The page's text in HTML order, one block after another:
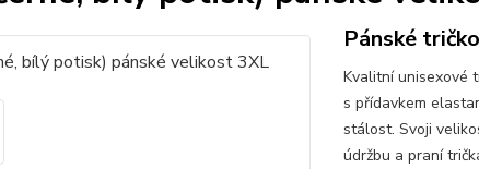
Pánské
Kvalitní unisexové
s přídavkem
stálost. Svoji
údržbu a praní